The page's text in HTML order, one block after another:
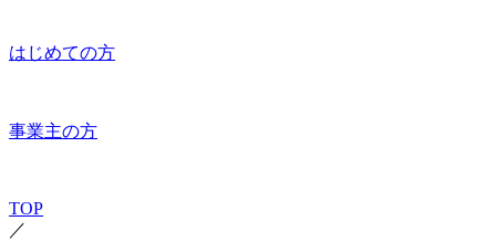
はじめての方
事業主の方
TOP
／